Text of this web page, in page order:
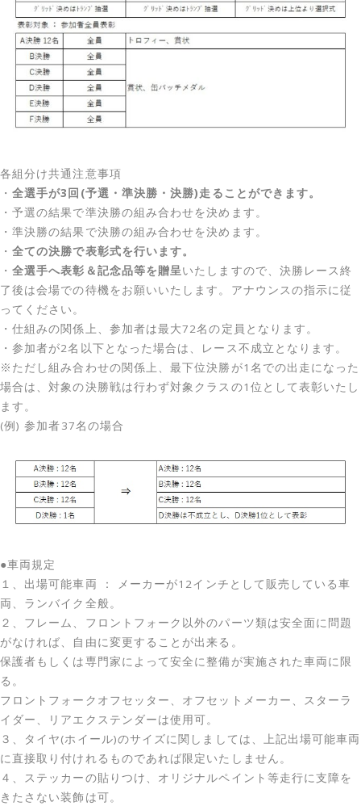
各組分け共通注意事項
・全選手が3回(予選・準決勝・決勝)走ることができます。
・予選の結果で準決勝の組み合わせを決めます。
・準決勝の結果で決勝の組み合わせを決めます。
・全ての決勝で表彰式を行います。
・全選手へ表彰＆記念品等を贈呈いたしますので、決勝レース終
了後は会場での待機をお願いいたします。アナウンスの指示に従
ってください。
・仕組みの関係上、参加者は最大72名の定員となります。
・参加者が2名以下となった場合は、レース不成立となります。
※ただし組み合わせの関係上、最下位決勝が1名での出走になった
場合は、対象の決勝戦は行わず対象クラスの1位として表彰いたし
ます。
(例) 参加者37名の場合
●車両規定
１、出場可能車両 ： メーカーが12インチとして販売している車
両、ランバイク全般。
２、フレーム、フロントフォーク以外のパーツ類は安全面に問題
がなければ、自由に変更することが出来る。
保護者もしくは専門家によって安全に整備が実施された車両に限
る。
フロントフォークオフセッター、オフセットメーカー、スターラ
イダー、リアエクステンダーは使用可。
３、タイヤ(ホイール)のサイズに関しましては、上記出場可能車両
に直接取り付けれるものであれば限定いたしません。
４、ステッカーの貼りつけ、オリジナルペイント等走行に支障を
きたさない装飾は可。